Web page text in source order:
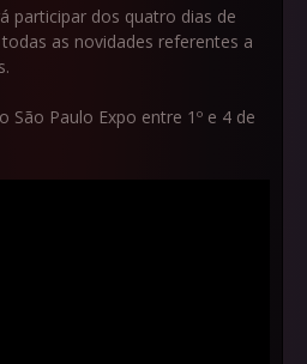
participar dos quatro dias de
as novidades referentes a
São Paulo Expo entre 1º e 4 de